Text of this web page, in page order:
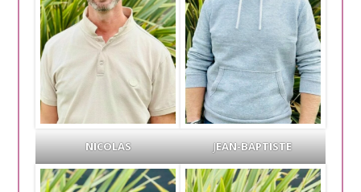
NICOLAS JEAN-BAPTISTE